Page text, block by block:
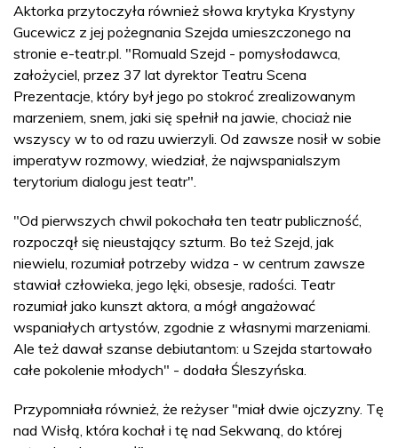
Aktorka przytoczyła również słowa krytyka Krystyny
Gucewicz z jej pożegnania Szejda umieszczonego na
stronie e-teatr.pl. "Romuald Szejd - pomysłodawca,
założyciel, przez 37 lat dyrektor Teatru Scena
Prezentacje, który był jego po stokroć zrealizowanym
marzeniem, snem, jaki się spełnił na jawie, chociaż nie
wszyscy w to od razu uwierzyli. Od zawsze nosił w sobie
imperatyw rozmowy, wiedział, że najwspanialszym
terytorium dialogu jest teatr".
"Od pierwszych chwil pokochała ten teatr publiczność,
rozpoczął się nieustający szturm. Bo też Szejd, jak
niewielu, rozumiał potrzeby widza - w centrum zawsze
stawiał człowieka, jego lęki, obsesje, radości. Teatr
rozumiał jako kunszt aktora, a mógł angażować
wspaniałych artystów, zgodnie z własnymi marzeniami.
Ale też dawał szanse debiutantom: u Szejda startowało
całe pokolenie młodych" - dodała Śleszyńska.
Przypomniała również, że reżyser "miał dwie ojczyzny. Tę
nad Wisłą, która kochał i tę nad Sekwaną, do której